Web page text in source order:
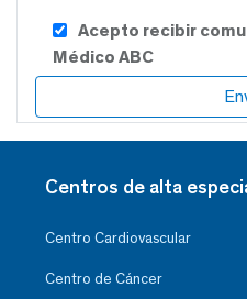
Acepto recibir
Médico ABC
Centros de alta
Centro Cardiovascular
Centro de Cáncer